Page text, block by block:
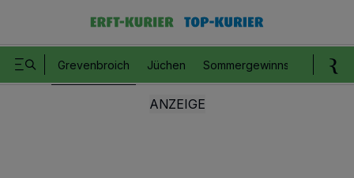
Grevenbroich Jüchen Sommergewinnspiel